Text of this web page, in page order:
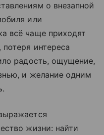
о внезапной
или
всё чаще приходят
интереса
радость, ощущение,
и желание одним
жизни: найти